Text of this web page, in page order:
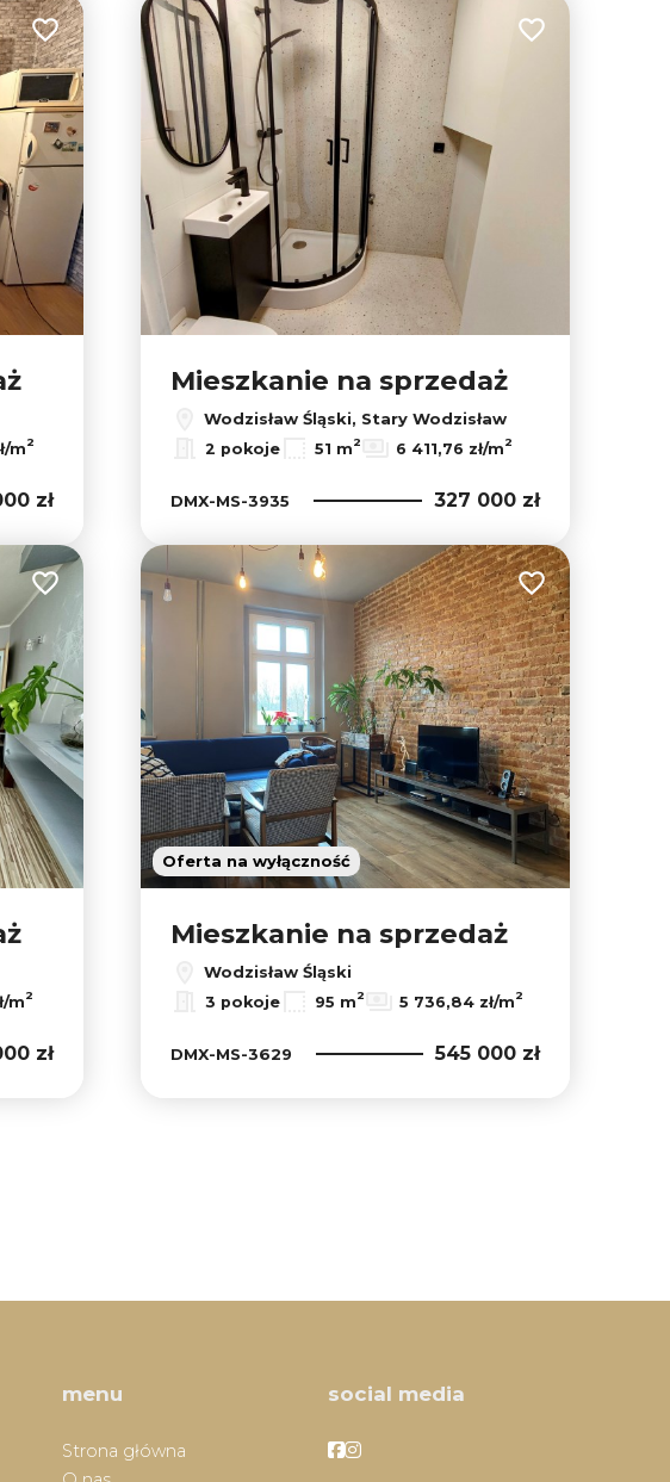
Dodaj do ulubionych
m2
zł
Dodaj do
Mieszkanie na sprzedaż
Wodzisław Śląski, Stary Wodzisław
2 pokoje 51 m2 6 411,76 zł/m2
DMX-MS-3935 327 000 zł
Dodaj do ulubionych
m2
zł
Oferta na wyłączność
Dodaj do
Mieszkanie na sprzedaż
Wodzisław Śląski
3 pokoje 95 m2 5 736,84 zł/m2
DMX-MS-3629 545 000 zł
menu
Strona główna
social media
Facebook
Facebook